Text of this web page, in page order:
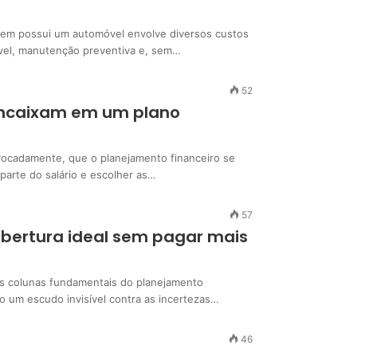
possui um automóvel envolve diversos custos
manutenção preventiva e, sem…
52
em um plano
que o planejamento financeiro se
do salário e escolher as…
57
ideal sem pagar mais
colunas fundamentais do planejamento
um escudo invisível contra as incertezas…
46